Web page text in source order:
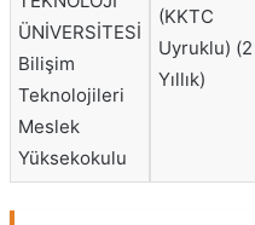
ÜNİVERSİTESİ
Bilişim
Teknolojileri
Meslek
Yüksekokulu
(KKTC
Uyruklu) (2
Yıllık)